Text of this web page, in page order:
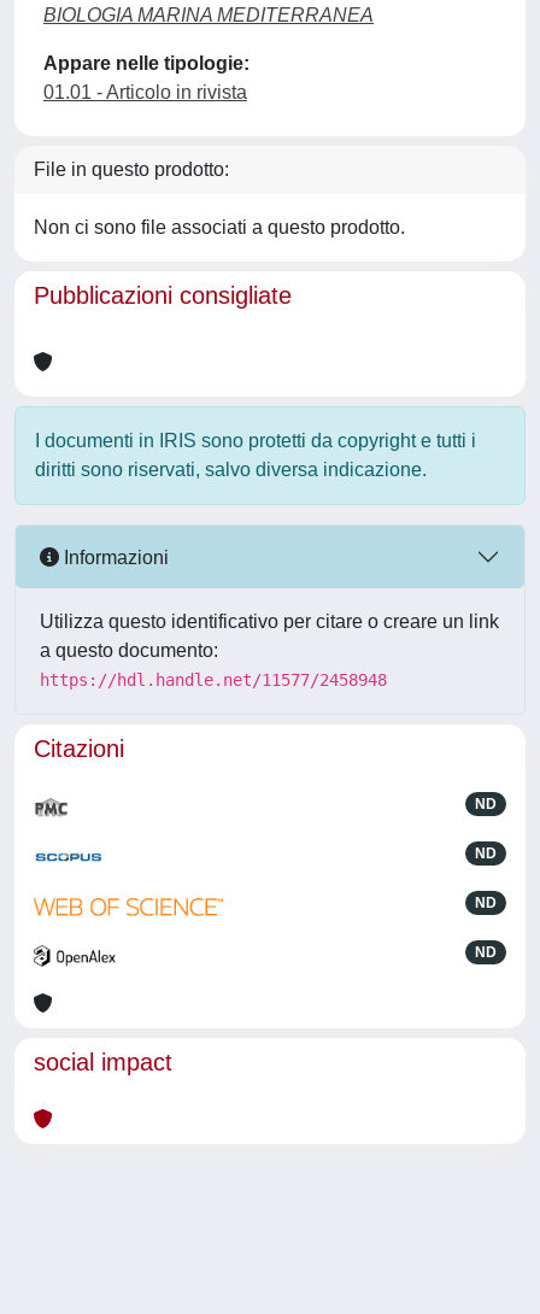
BIOLOGIA MARINA MEDITERRANEA
Appare nelle tipologie:
01.01 - Articolo in rivista
File in questo prodotto:
Non ci sono file associati a questo prodotto.
Pubblicazioni consigliate
I documenti in IRIS sono protetti da copyright e tutti i
diritti sono riservati, salvo diversa indicazione.
Informazioni
Utilizza questo identificativo per citare o creare un link
a questo documento:
https://hdl.handle.net/11577/2458948
Citazioni
ND
ND
ND
ND
social impact